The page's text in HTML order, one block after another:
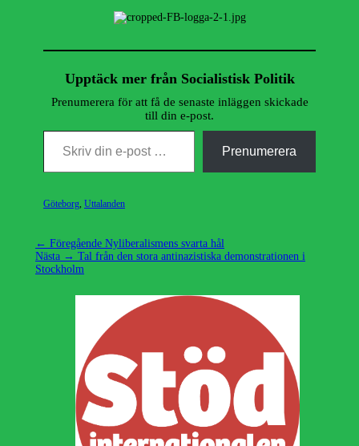
Upptäck mer från Socialistisk Politik
Prenumerera för att få de senaste inläggen skickade
till din e-post.
Skriv din e-post …
Prenumerera
Kategorier
Göteborg Uttalanden
Inläggsnavigering
← Föregående Föregående
inlägg:
Nyliberalismens svarta hål
Nästa → Nästa
inlägg:
Tal från den stora antinazistiska demonstrationen i
Stockholm